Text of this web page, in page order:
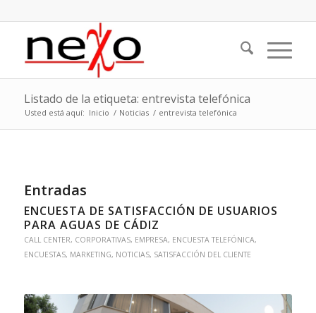
Listado de la etiqueta: entrevista telefónica
Usted está aquí: Inicio / Noticias / entrevista telefónica
Entradas
ENCUESTA DE SATISFACCIÓN DE USUARIOS
PARA AGUAS DE CÁDIZ
CALL CENTER, CORPORATIVAS, EMPRESA, ENCUESTA TELEFÓNICA,
ENCUESTAS, MARKETING, NOTICIAS, SATISFACCIÓN DEL CLIENTE